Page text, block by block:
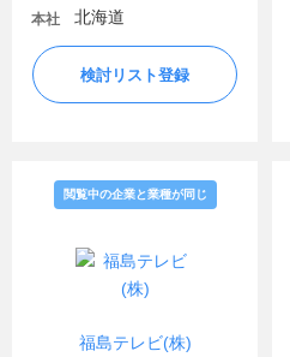
本社 北海道
検討リスト登録
福島テレビ(株)
閲覧中の企業と業種が同じ